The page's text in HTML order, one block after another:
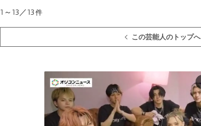
1～13／13件
この芸能人のトップへ